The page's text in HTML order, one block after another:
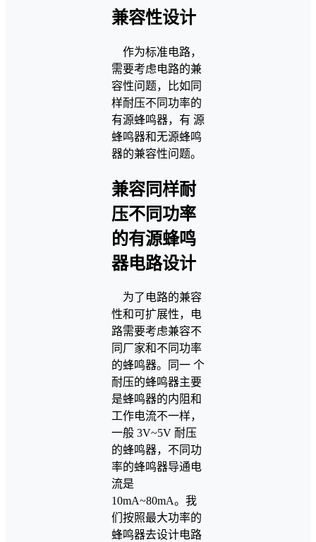
兼容性设计
作为标准电路，
需要考虑电路的兼
容性问题，比如同
样耐压不同功率的
有源蜂鸣器，有 源
蜂鸣器和无源蜂鸣
器的兼容性问题。
兼容同样耐
压不同功率
的有源蜂鸣
器电路设计
为了电路的兼容
性和可扩展性，电
路需要考虑兼容不
同厂家和不同功率
的蜂鸣器。同一 个
耐压的蜂鸣器主要
是蜂鸣器的内阻和
工作电流不一样，
一般 3V~5V 耐压
的蜂鸣器，不同功
率的蜂鸣器导通电
流是
10mA~80mA。我
们按照最大功率的
蜂鸣器去设计电路